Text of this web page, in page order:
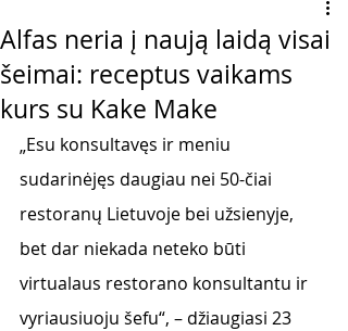
Alfas neria į naują laidą visai
šeimai: receptus vaikams
kurs su Kake Make
„Esu konsultavęs ir meniu
sudarinėjęs daugiau nei 50-čiai
restoranų Lietuvoje bei užsienyje,
bet dar niekada neteko būti
virtualaus restorano konsultantu ir
vyriausiuoju šefu“, – džiaugiasi 23